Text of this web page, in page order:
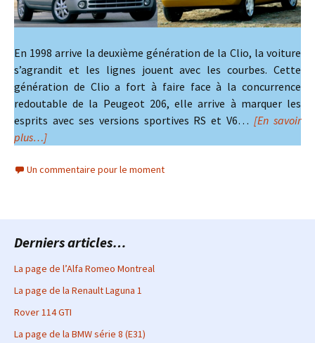
En 1998 arrive la deuxième génération de la Clio, la voiture
s’agrandit et les lignes jouent avec les courbes. Cette
génération de Clio a fort à faire face à la concurrence
redoutable de la Peugeot 206, elle arrive à marquer les
esprits avec ses versions sportives RS et V6… [En savoir
plus…]
Un commentaire pour le moment
Derniers articles…
La page de l’Alfa Romeo Montreal
La page de la Renault Laguna 1
Rover 114 GTI
La page de la BMW série 8 (E31)